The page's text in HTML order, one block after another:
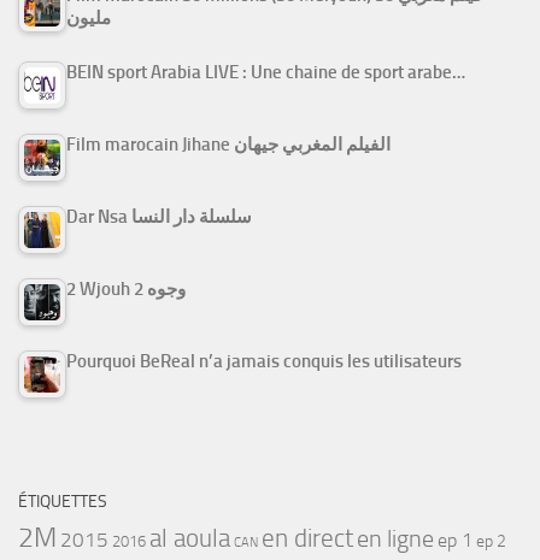
مليون
BEIN sport Arabia LIVE : Une chaine de sport arabe…
Film marocain Jihane الفيلم المغربي جيهان
Dar Nsa سلسلة دار النسا
2 Wjouh 2 وجوه
Pourquoi BeReal n’a jamais conquis les utilisateurs
ÉTIQUETTES
2M 2015 2016 al aoula CAN en directen ligne ep 1 ep 2